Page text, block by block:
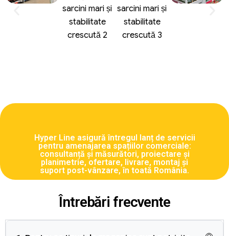
Hyper Line asigură întregul lanț de servicii
pentru amenajarea spațiilor comerciale:
consultanță și măsurători, proiectare și
planimetrie, ofertare, livrare, montaj și
suport post-vânzare, în toată România.
Întrebări frecvente